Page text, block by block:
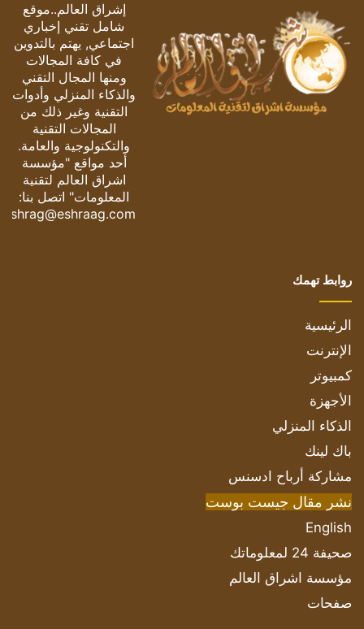
إشراق العالم..موقع
شامل تقني إخباري
اجتماعي, يهتم بالتدوين
في كافة المجالات
ومنها المجال التقني
والذكاء المنزلي وأدوات
التقنية وغير ذلك من
المجالات التقنية
والتكنولوجية والعامة.
أحد مواقع "مؤسسة
اشراق العالم لتقنية
المعلومات" اتصل بنا:
eshrag@eshraag.com
روابط تهمك
الرئيسية
الإنترنت
كمبيوتر
الأجهزة
الذكاء المنزلي
باك لينك
مشاركة أرباح ادسنس
نشر مقال جيست بوست
English
صحيفة 24 لمعلوماتك
مؤسسة اشراق العالم
صفحات